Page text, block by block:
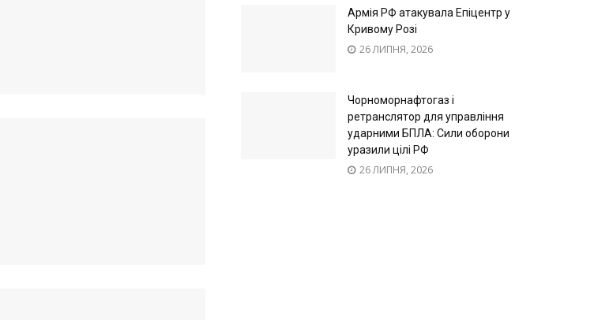
Армія РФ атакувала Епіцентр у
Кривому Розі
26 ЛИПНЯ, 2026
Чорноморнафтогаз і
ретранслятор для управління
ударними БПЛА: Сили оборони
уразили цілі РФ
26 ЛИПНЯ, 2026